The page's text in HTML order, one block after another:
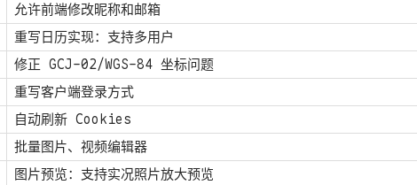
允许前端修改昵称和邮箱
重写日历实现：支持多用户
修正 GCJ-02/WGS-84 坐标问题
重写客户端登录方式
自动刷新 Cookies
批量图片、视频编辑器
图片预览：支持实况照片放大预览